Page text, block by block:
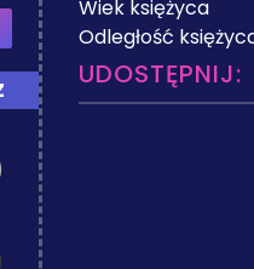
Wiek księżyca
Odległość
UDOSTĘPNIJ: